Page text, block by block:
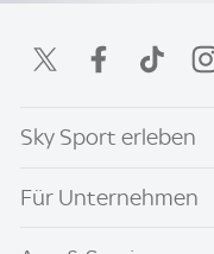
Sky Sport erleben
Für Unternehmen